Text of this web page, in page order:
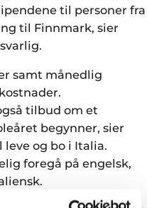
til personer fra
til Finnmark, sier
samt månedlig
tilbud om et
begynner, sier
leve og bo i Italia.
foregå på engelsk,